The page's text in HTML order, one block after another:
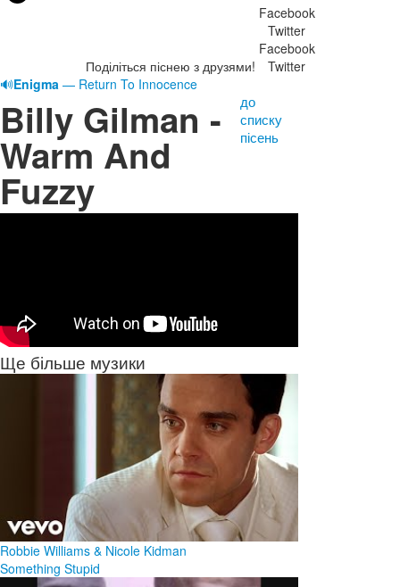
Поділіться піснею з друзями!
Facebook
Twitter
Facebook
Twitter
🔊Enigma — Return To Innocence
Billy Gilman -
Warm And
Fuzzy
до
списку
пісень
Ще більше музики
Robbie Williams & Nicole Kidman
Something Stupid